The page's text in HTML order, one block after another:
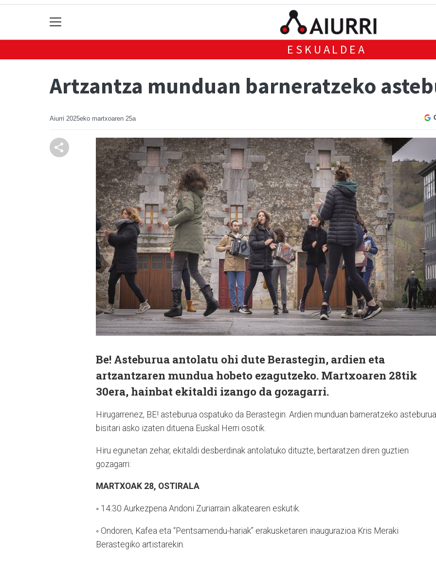
ESKUALDEA
Artzantza munduan barneratzeko
Aiurri 2025eko martxoaren 25a
Be! Asteburua antolatu ohi dute Berastegin, ardien eta
artzantzaren mundua hobeto ezagutzeko. Martxoaren 28tik
30era, hainbat ekitaldi izango da gozagarri.
Hirugarrenez, BE! asteburua ospatuko da Berastegin. Ardien munduan barneratzeko
bisitari asko izaten dituena Euskal Herri osotik.
Hiru egunetan zehar, ekitaldi desberdinak antolatuko dituzte, bertaratzen diren guztien
gozagarri:
MARTXOAK 28, OSTIRALA
◦ 14:30 Aurkezpena Andoni Zuriarrain alkatearen eskutik.
◦ Ondoren, Kafea eta “Pentsamendu-hariak” erakusketaren inaugurazioa Kris Meraki
Berastegiko artistarekin.